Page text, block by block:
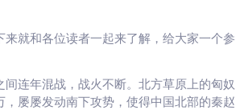
就和各位读者一起来了解，给大家一个参
连年混战，战火不断。北方草原上的匈奴
屡屡发动南下攻势，使得中国北部的秦赵